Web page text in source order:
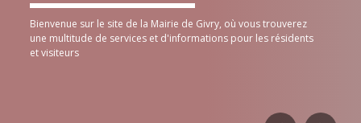
Bienvenue sur le site de la Mairie de Givry, où vous trouverez
une multitude de services et d'informations pour les résidents
et visiteurs